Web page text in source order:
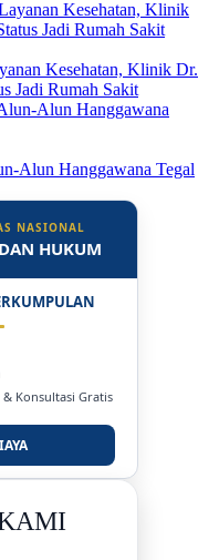
Kesehatan, Klinik Dr.
Jadi Rumah Sakit
Alun Hanggawana Tegal
NASIONAL
HUKUM
& Konsultasi Gratis